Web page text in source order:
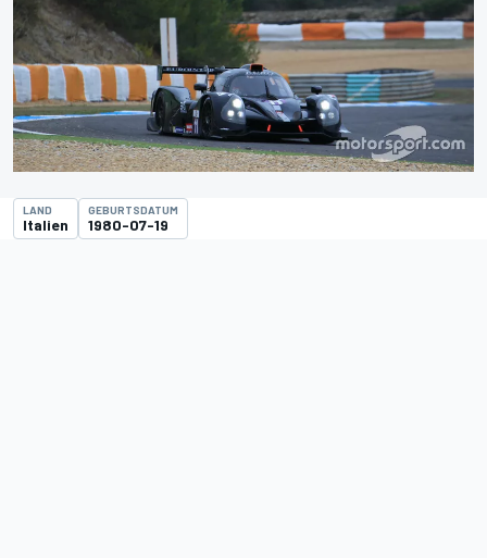
LAND
Italien
GEBURTSDATUM
1980-07-19